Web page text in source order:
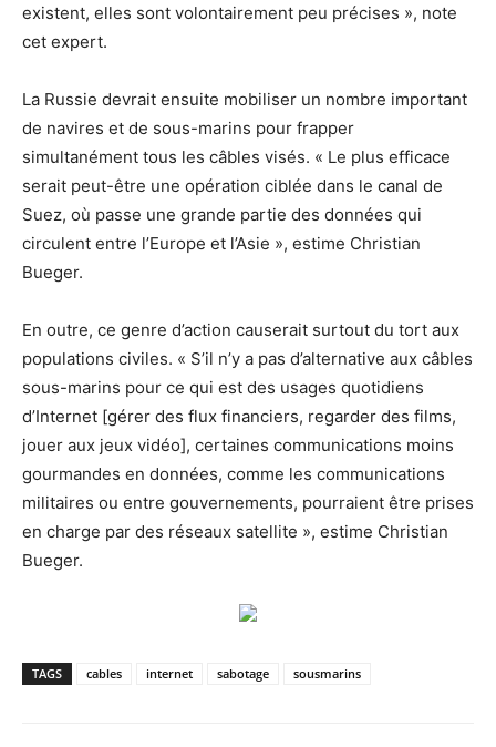
existent, elles sont volontairement peu précises », note
cet expert.
La Russie devrait ensuite mobiliser un nombre important
de navires et de sous-marins pour frapper
simultanément tous les câbles visés. « Le plus efficace
serait peut-être une opération ciblée dans le canal de
Suez, où passe une grande partie des données qui
circulent entre l’Europe et l’Asie », estime Christian
Bueger.
En outre, ce genre d’action causerait surtout du tort aux
populations civiles. « S’il n’y a pas d’alternative aux câbles
sous-marins pour ce qui est des usages quotidiens
d’Internet [gérer des flux financiers, regarder des films,
jouer aux jeux vidéo], certaines communications moins
gourmandes en données, comme les communications
militaires ou entre gouvernements, pourraient être prises
en charge par des réseaux satellite », estime Christian
Bueger.
TAGS cables internet sabotage sousmarins